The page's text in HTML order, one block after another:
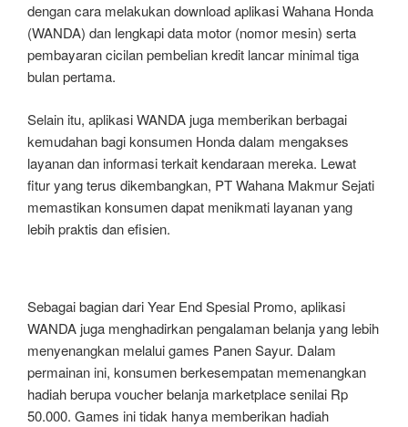
dengan cara melakukan download aplikasi Wahana Honda
(WANDA) dan lengkapi data motor (nomor mesin) serta
pembayaran cicilan pembelian kredit lancar minimal tiga
bulan pertama.
Selain itu, aplikasi WANDA juga memberikan berbagai
kemudahan bagi konsumen Honda dalam mengakses
layanan dan informasi terkait kendaraan mereka. Lewat
fitur yang terus dikembangkan, PT Wahana Makmur Sejati
memastikan konsumen dapat menikmati layanan yang
lebih praktis dan efisien.
Sebagai bagian dari Year End Spesial Promo, aplikasi
WANDA juga menghadirkan pengalaman belanja yang lebih
menyenangkan melalui games Panen Sayur. Dalam
permainan ini, konsumen berkesempatan memenangkan
hadiah berupa voucher belanja marketplace senilai Rp
50.000. Games ini tidak hanya memberikan hadiah